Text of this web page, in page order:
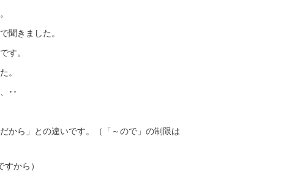
きました。
。
･･
から」との違いです。（「～ので」の制限は
から）